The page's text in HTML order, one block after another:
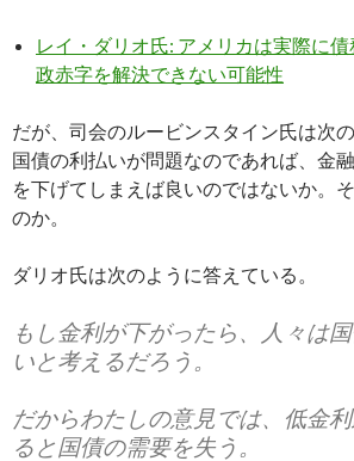
レイ・ダリオ氏: アメリカは実際に
政赤字を解決できない可能性
だが、司会のルービンスタイン氏は次
国債の利払いが問題なのであれば、金
を下げてしまえば良いのではないか。
のか。
ダリオ氏は次のように答えている。
もし金利が下がったら、人々は
いと考えるだろう。
だからわたしの意見では、低金
ると国債の需要を失う。